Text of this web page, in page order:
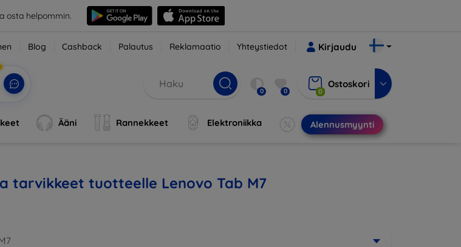
osta helpommin.
Blog Cashback Palautus Reklamaatio Yhteystiedot Kirjaudu
0 0 0
Ostoskori
Ääni Rannekkeet Elektroniikka Alennusmyynti
tarvikkeet tuotteelle Lenovo Tab M7